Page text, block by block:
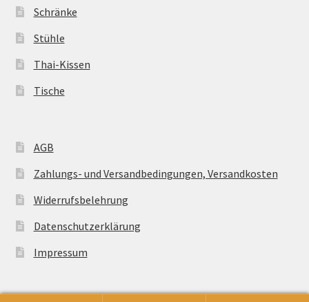
Schränke
Stühle
Thai-Kissen
Tische
AGB
Zahlungs- und Versandbedingungen, Versandkosten
Widerrufsbelehrung
Datenschutzerklärung
Impressum